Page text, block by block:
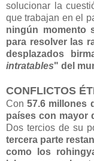
solucionar la
que trabajan en el
ningún momento
para resolver las
desplazados
intratables" del
CONFLICTOS
Con57.6 millones
países con mayor
Dos tercios de su
tercera parte
como los